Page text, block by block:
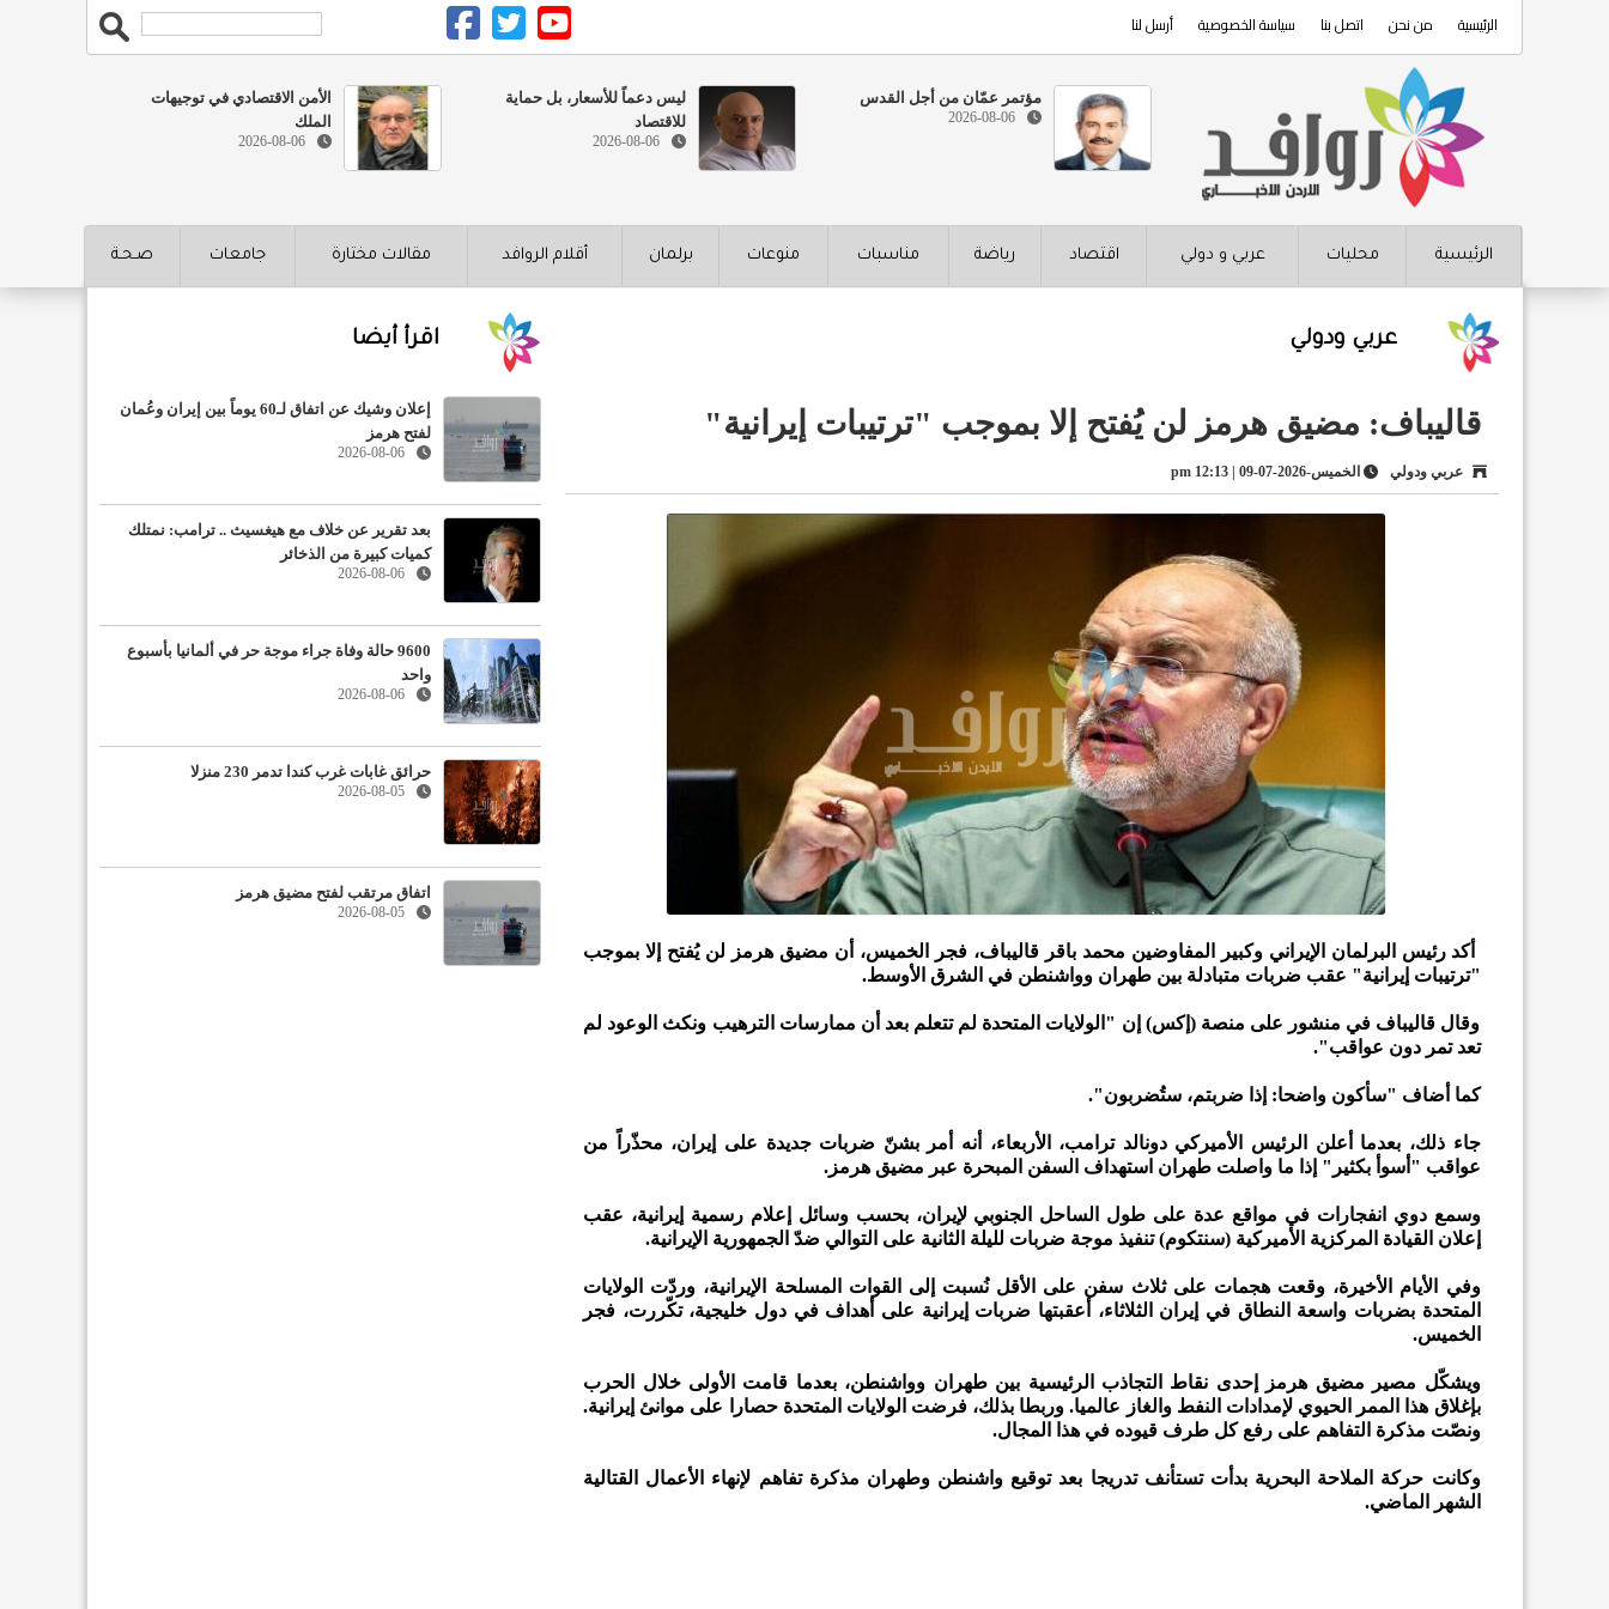
الرئيسية من نحن اتصل بنا سياسة الخصوصية أرسل لنا
مؤتمر عمّان من أجل القدس
2026-08-06
ليس دعماً للأسعار، بل حماية
للاقتصاد
2026-08-06
الأمن الاقتصادي في توجيهات
الملك
2026-08-06
الرئيسية محليات عربي و دولي اقتصاد رياضة مناسبات منوعات برلمان أقلام الروافد مقالات مختارة جامعات صـحـة
عربي ودولي
قاليباف: مضيق هرمز لن يُفتح إلا بموجب "ترتيبات إيرانية"
عربي ودولي الخميس-2026-07-09 | 12:13 pm
أكد رئيس البرلمان الإيراني وكبير المفاوضين محمد باقر قاليباف، فجر الخميس، أن مضيق هرمز لن يُفتح إلا بموجب
"ترتيبات إيرانية" عقب ضربات متبادلة بين طهران وواشنطن في الشرق الأوسط.
وقال قاليباف في منشور على منصة (إكس) إن "الولايات المتحدة لم تتعلم بعد أن ممارسات الترهيب ونكث الوعود لم
تعد تمر دون عواقب".
كما أضاف "سأكون واضحا: إذا ضربتم، ستُضربون".
جاء ذلك، بعدما أعلن الرئيس الأميركي دونالد ترامب، الأربعاء، أنه أمر بشنّ ضربات جديدة على إيران، محذّراً من
عواقب "أسوأ بكثير" إذا ما واصلت طهران استهداف السفن المبحرة عبر مضيق هرمز.
وسمع دوي انفجارات في مواقع عدة على طول الساحل الجنوبي لإيران، بحسب وسائل إعلام رسمية إيرانية، عقب
إعلان القيادة المركزية الأميركية (سنتكوم) تنفيذ موجة ضربات لليلة الثانية على التوالي ضدّ الجمهورية الإيرانية.
وفي الأيام الأخيرة، وقعت هجمات على ثلاث سفن على الأقل نُسبت إلى القوات المسلحة الإيرانية، وردّت الولايات
المتحدة بضربات واسعة النطاق في إيران الثلاثاء، أعقبتها ضربات إيرانية على أهداف في دول خليجية، تكّررت، فجر
الخميس.
ويشكّل مصير مضيق هرمز إحدى نقاط التجاذب الرئيسية بين طهران وواشنطن، بعدما قامت الأولى خلال الحرب
بإغلاق هذا الممر الحيوي لإمدادات النفط والغاز عالميا. وربطا بذلك، فرضت الولايات المتحدة حصارا على موانئ إيرانية.
ونصّت مذكرة التفاهم على رفع كل طرف قيوده في هذا المجال.
وكانت حركة الملاحة البحرية بدأت تستأنف تدريجا بعد توقيع واشنطن وطهران مذكرة تفاهم لإنهاء الأعمال القتالية
الشهر الماضي.
اقرأ أيضا
إعلان وشيك عن اتفاق لـ60 يوماً بين إيران وعُمان
لفتح هرمز
2026-08-06
بعد تقرير عن خلاف مع هيغسيث .. ترامب: نمتلك
كميات كبيرة من الذخائر
2026-08-06
9600 حالة وفاة جراء موجة حر في ألمانيا بأسبوع
واحد
2026-08-06
حرائق غابات غرب كندا تدمر 230 منزلا
2026-08-05
اتفاق مرتقب لفتح مضيق هرمز
2026-08-05